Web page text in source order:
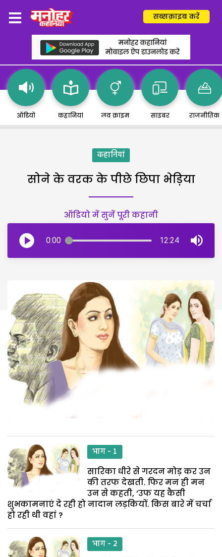
सब्सक्राइब करें
ऑडियो कहानियां लव क्राइम साइबर राजनीतिक
कहानियां
सोने के वरक के पीछे छिपा भेड़िया
ऑडियो में सुनें पूरी कहानी
0:00 12:24
भाग - 1
सारिका धीरे से गरदन मोड़ कर उन
की तरफ देखती. फिर मन ही मन
उन से कहती, ‘उफ यह कैसी
शुभकामनाएं दे रही हो नादान लड़कियों. किस बारे में चर्चा
हो रही थी वहां ?
भाग - 2